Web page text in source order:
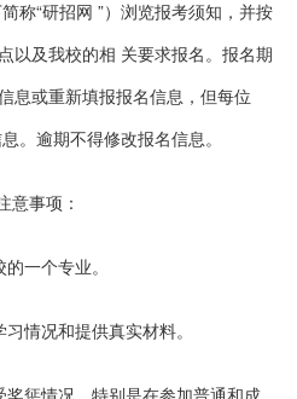
称“研招网 ”）浏览报考须知，并按
以及我校的相 关要求报名。报名期
息或重新填报报名信息，但每位
。逾期不得修改报名信息。
意事项：
一个专业。
情况和提供真实材料。
奖惩情况，特别是在参加普通和成